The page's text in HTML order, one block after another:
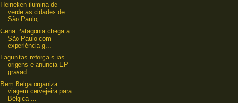
Heineken ilumina de
verde as cidades de
São Paulo,...
Cena Patagonia chega a
São Paulo com
experiência g...
Lagunitas reforça suas
origens e anuncia EP
gravad...
Bem Belga organiza
viagem cervejeira para
Bélgica ...